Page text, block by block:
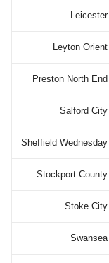
Leicester
Leyton Orient
Preston North End
Salford City
Sheffield Wednesday
Stockport County
Stoke City
Swansea